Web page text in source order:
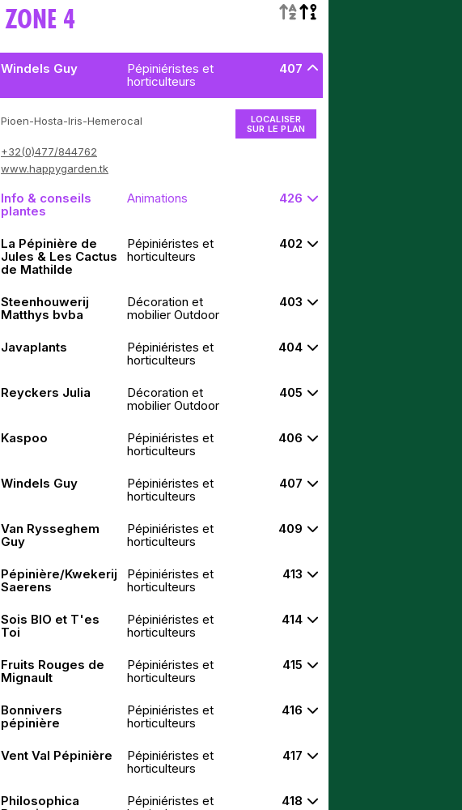
ZONE 4
Windels Guy
Pépiniéristes et
horticulteurs
407
Pioen-Hosta-Iris-Hemerocal
+32(0)477/844762
www.happygarden.tk
LOCALISER
SUR LE PLAN
Info & conseils
plantes
Animations 426
La Pépinière de
Jules & Les Cactus
de Mathilde
Pépiniéristes et
horticulteurs
402
Steenhouwerij
Matthys bvba
Décoration et
mobilier Outdoor
403
Javaplants
Pépiniéristes et
horticulteurs
404
Reyckers Julia
Décoration et
mobilier Outdoor
405
Kaspoo
Pépiniéristes et
horticulteurs
406
Windels Guy
Pépiniéristes et
horticulteurs
407
Van Rysseghem
Guy
Pépiniéristes et
horticulteurs
409
Pépinière/Kwekerij
Saerens
Pépiniéristes et
horticulteurs
413
Sois BIO et T'es
Toi
Pépiniéristes et
horticulteurs
414
Fruits Rouges de
Mignault
Pépiniéristes et
horticulteurs
415
Bonnivers
pépinière
Pépiniéristes et
horticulteurs
416
Vent Val Pépinière
Pépiniéristes et
horticulteurs
417
Philosophica
Pépiniéristes et
418